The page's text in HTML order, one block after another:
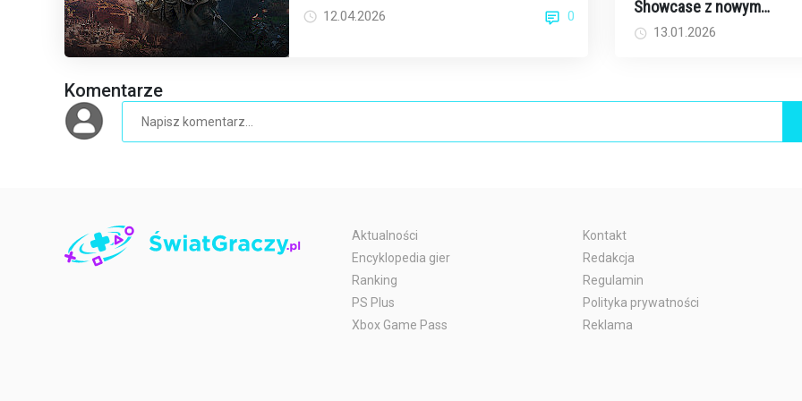
100 kilometrów kwad...
12.04.2026 0
Showcase z nowym
gameplayem już w tym
- kiedy i gdzie oglądać?
13.01.2026
Komentarze
Aktualności
Encyklopedia gier
Ranking
PS Plus
Xbox Game Pass
Kontakt
Redakcja
Regulamin
Polityka prywatności
Reklama